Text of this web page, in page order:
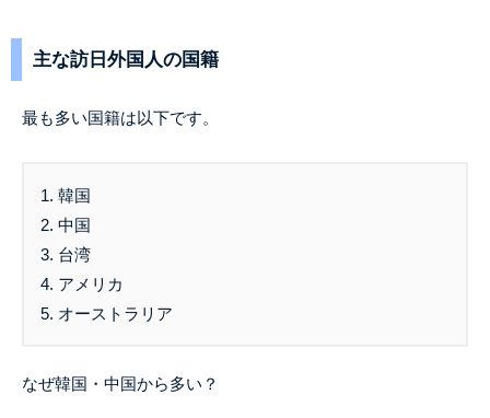
主な訪日外国人の国籍
最も多い国籍は以下です。
1. 韓国
2. 中国
3. 台湾
4. アメリカ
5. オーストラリア
なぜ韓国・中国から多い？